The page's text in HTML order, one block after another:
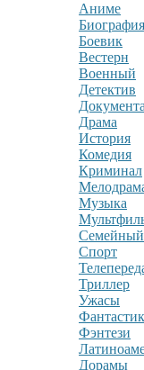
Аниме
Биография
Боевик
Вестерн
Военный
Детектив
Драма
История
Комедия
Криминал
Музыка
Семейный
Спорт
Триллер
Ужасы
Фэнтези
Дорамы